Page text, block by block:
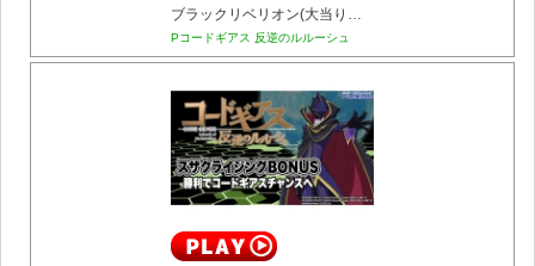
ブラックリベリオン(大当りでコードギアスチャンスへ)
Pコードギアス 反逆のルルーシュ